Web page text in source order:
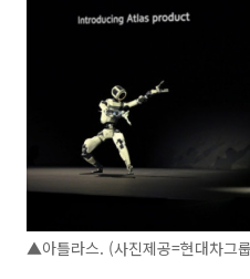
▲아틀라스. (사진제공=현대차그